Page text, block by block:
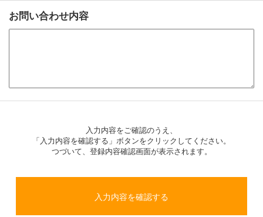
お問い合わせ内容
入力内容をご確認のうえ、
「入力内容を確認する」ボタンをクリックしてください。
つづいて、登録内容確認画面が表示されます。